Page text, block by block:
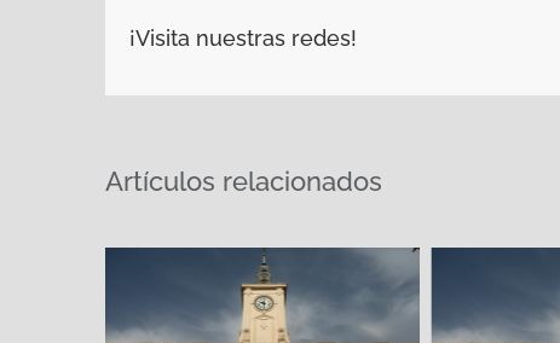
¡Visita nuestras redes!
Artículos relacionados